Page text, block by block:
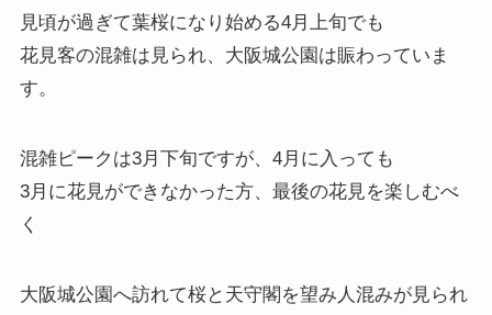
見頃が過ぎて葉桜になり始める4月上旬でも
花見客の混雑は見られ、大阪城公園は賑わっていま
す。
混雑ピークは3月下旬ですが、4月に入っても
3月に花見ができなかった方、最後の花見を楽しむべ
く
大阪城公園へ訪れて桜と天守閣を望み人混みが見られ